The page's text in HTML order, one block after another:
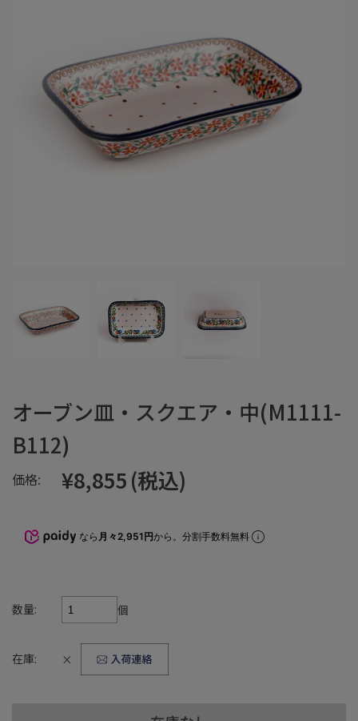
オーブン皿・スクエア・中(M1111-
B112)
価格: ¥8,855(税込)
なら 月々2,951円から。分割手数料無料
数量: 個
在庫: ×